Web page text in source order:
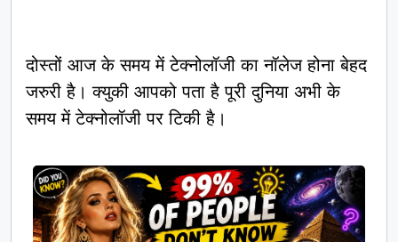
दोस्तों आज के समय में टेक्नोलॉजी का नॉलेज होना बेहद
जरुरी है। क्युकी आपको पता है पूरी दुनिया अभी के
समय में टेक्नोलॉजी पर टिकी है।